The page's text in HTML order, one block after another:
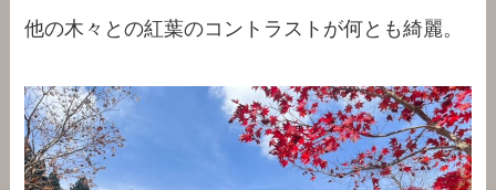
他の木々との紅葉のコントラストが何とも綺麗。